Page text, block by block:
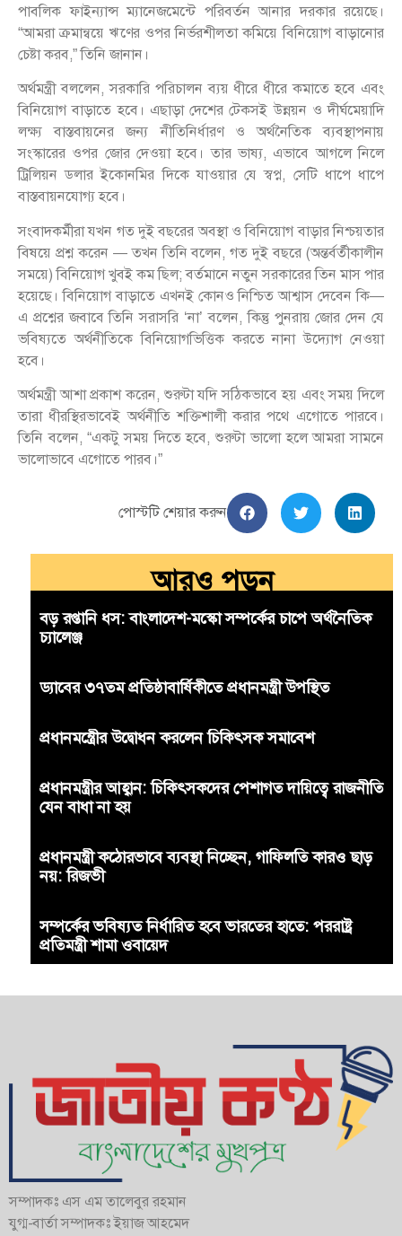
পাবলিক ফাইন্যান্স ম্যানেজমেন্টে পরিবর্তন আনার দরকার রয়েছে।
“আমরা ক্রমান্বয়ে ঋণের ওপর নির্ভরশীলতা কমিয়ে বিনিয়োগ বাড়ানোর
চেষ্টা করব,” তিনি জানান।
অর্থমন্ত্রী বললেন, সরকারি পরিচালন ব্যয় ধীরে ধীরে কমাতে হবে এবং
বিনিয়োগ বাড়াতে হবে। এছাড়া দেশের টেকসই উন্নয়ন ও দীর্ঘমেয়াদি
লক্ষ্য বাস্তবায়নের জন্য নীতিনির্ধারণ ও অর্থনৈতিক ব্যবস্থাপনায়
সংস্কারের ওপর জোর দেওয়া হবে। তার ভাষ্য, এভাবে আগলে নিলে
ট্রিলিয়ন ডলার ইকোনমির দিকে যাওয়ার যে স্বপ্ন, সেটি ধাপে ধাপে
বাস্তবায়নযোগ্য হবে।
সংবাদকর্মীরা যখন গত দুই বছরের অবস্থা ও বিনিয়োগ বাড়ার নিশ্চয়তার
বিষয়ে প্রশ্ন করেন — তখন তিনি বলেন, গত দুই বছরে (অন্তর্বর্তীকালীন
সময়ে) বিনিয়োগ খুবই কম ছিল; বর্তমানে নতুন সরকারের তিন মাস পার
হয়েছে। বিনিয়োগ বাড়াতে এখনই কোনও নিশ্চিত আশ্বাস দেবেন কি—
এ প্রশ্নের জবাবে তিনি সরাসরি ‘না’ বলেন, কিন্তু পুনরায় জোর দেন যে
ভবিষ্যতে অর্থনীতিকে বিনিয়োগভিত্তিক করতে নানা উদ্যোগ নেওয়া
হবে।
অর্থমন্ত্রী আশা প্রকাশ করেন, শুরুটা যদি সঠিকভাবে হয় এবং সময় দিলে
তারা ধীরস্থিরভাবেই অর্থনীতি শক্তিশালী করার পথে এগোতে পারবে।
তিনি বলেন, “একটু সময় দিতে হবে, শুরুটা ভালো হলে আমরা সামনে
ভালোভাবে এগোতে পারব।”
পোস্টটি শেয়ার করুন
আরও পড়ুন
বড় রপ্তানি ধস: বাংলাদেশ-মস্কো সম্পর্কের চাপে অর্থনৈতিক
চ্যালেঞ্জ
ড্যাবের ৩৭তম প্রতিষ্ঠাবার্ষিকীতে প্রধানমন্ত্রী উপস্থিত
প্রধানমন্ত্রীের উদ্বোধন করলেন চিকিৎসক সমাবেশ
প্রধানমন্ত্রীর আহ্বান: চিকিৎসকদের পেশাগত দায়িত্বে রাজনীতি
যেন বাধা না হয়
প্রধানমন্ত্রী কঠোরভাবে ব্যবস্থা নিচ্ছেন, গাফিলতি কারও ছাড়
নয়: রিজভী
সম্পর্কের ভবিষ্যত নির্ধারিত হবে ভারতের হাতে: পররাষ্ট্র
প্রতিমন্ত্রী শামা ওবায়েদ
সম্পাদকঃ এস এম তালেবুর রহমান
যুগ্ম-বার্তা সম্পাদকঃ ইয়াজ আহমেদ